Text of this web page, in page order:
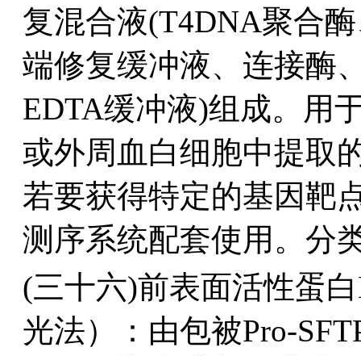
复混合液(T4DNA聚合
端修复缓冲液、连接酶
EDTA缓冲液)组成。用
或外周血白细胞中提取
若要获得特定的基因靶
测序系统配套使用。分
(三十六)前表面活性蛋
光法）：由包被Pro-